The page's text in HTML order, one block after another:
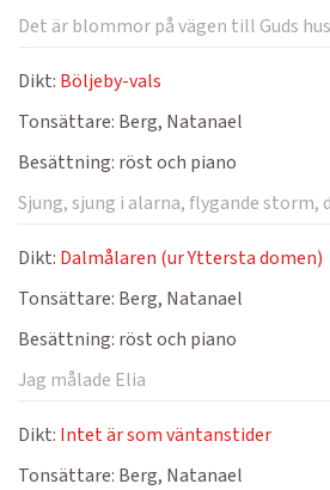
Det är blommor på vägen till Guds hus
Dikt: Böljeby-vals
Tonsättare: Berg, Natanael
Besättning: röst och piano
Sjung, sjung i alarna, flygande storm,
Dikt: Dalmålaren (ur Yttersta domen)
Tonsättare: Berg, Natanael
Besättning: röst och piano
Jag målade Elia
Dikt: Intet är som väntanstider
Tonsättare: Berg, Natanael